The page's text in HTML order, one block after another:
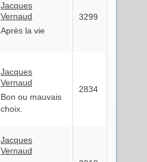
Jacques
Vernaud
Après la vie
3299
Jacques
Vernaud
Bon ou mauvais
choix.
2834
Jacques
Vernaud